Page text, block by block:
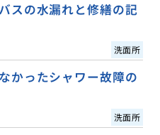
スの水漏れと修繕の記
洗面所
かったシャワー故障の
洗面所